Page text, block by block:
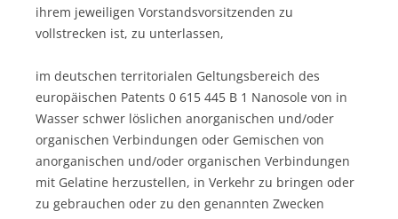
ihrem jeweiligen Vorstandsvorsitzenden zu
vollstrecken ist, zu unterlassen,
im deutschen territorialen Geltungsbereich des
europäischen Patents 0 615 445 B 1 Nanosole von in
Wasser schwer löslichen anorganischen und/oder
organischen Verbindungen oder Gemischen von
anorganischen und/oder organischen Verbindungen
mit Gelatine herzustellen, in Verkehr zu bringen oder
zu gebrauchen oder zu den genannten Zwecken